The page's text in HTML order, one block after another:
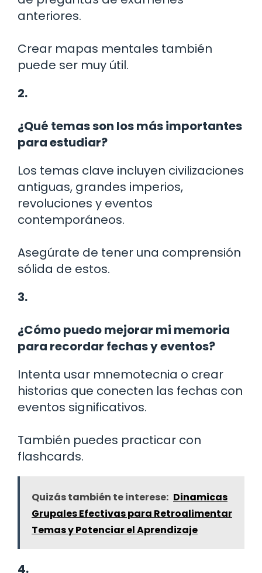
anteriores.
Crear mapas mentales también
puede ser muy útil.
2.
¿Qué temas son los más importantes
para estudiar?
Los temas clave incluyen civilizaciones
antiguas, grandes imperios,
revoluciones y eventos
contemporáneos.
Asegúrate de tener una comprensión
sólida de estos.
3.
¿Cómo puedo mejorar mi memoria
para recordar fechas y eventos?
Intenta usar mnemotecnia o crear
historias que conecten las fechas con
eventos significativos.
También puedes practicar con
flashcards.
Quizás también te interese: Dinamicas
Grupales Efectivas para Retroalimentar
Temas y Potenciar el Aprendizaje
4.